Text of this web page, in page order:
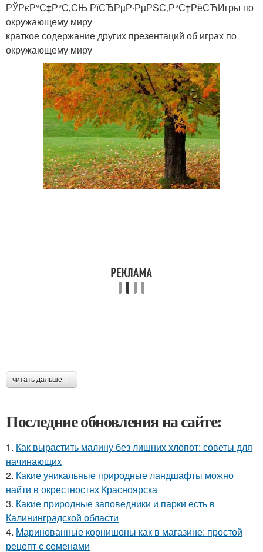
РЎРєР°С‡Р°С‚СЊ РїСЂРµР·РµРЅС‚Р°С†РёСЋИгры по
окружающему миру
краткое содержание других презентаций об играх по
окружающему миру
читать дальше →
Последние обновления на сайте:
1. Как вырастить малину без лишних хлопот: советы для
начинающих
2. Какие уникальные природные ландшафты можно
найти в окрестностях Красноярска
3. Какие природные заповедники и парки есть в
Калининградской области
4. Маринованные корнишоны как в магазине: простой
рецепт с семенами